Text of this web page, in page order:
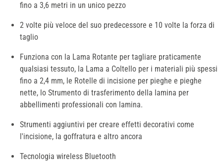
fino a 3,6 metri in un unico pezzo
2 volte più veloce del suo predecessore e 10 volte la forza di
taglio
Funziona con la Lama Rotante per tagliare praticamente
qualsiasi tessuto, la Lama a Coltello per i materiali più spessi
fino a 2,4 mm, le Rotelle di incisione per pieghe e pieghe
nette, lo Strumento di trasferimento della lamina per
abbellimenti professionali con lamina.
Strumenti aggiuntivi per creare effetti decorativi come
l'incisione, la goffratura e altro ancora
Tecnologia wireless Bluetooth